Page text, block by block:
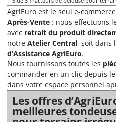
Perches Élagueuses
Pétrins à Spirale
Piscines
Planteuses de pommes
Plateaux de coupe pour
Plumeuses
Pompes d'irrigation à
Pompes de transfert
Francini
G
G3 Ferrari
Gardena
Garofalo
GeoTech
GeoTech Pro
Gierre
AgriEuro est le seul e-
Après-Vente : nous effectuons
avec retrait du produit
notre Atelier Central, soit dans
d’Assistance AgriEuro.
Nous fournissons toutes les
commander en un clic depuis le
dans votre espace personnel
Les offres
meilleures